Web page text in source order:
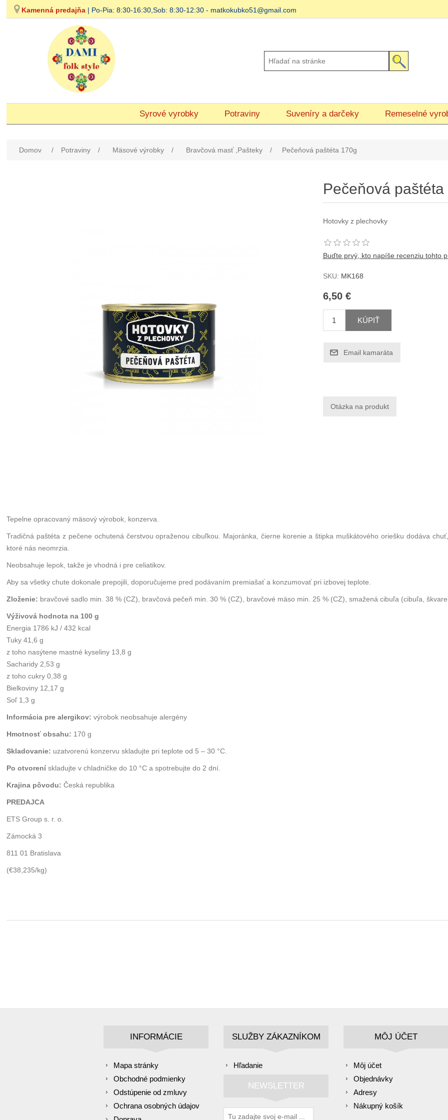
Kamenná predajňa | Po-Pia: 8:30-16:30,Sob: 8:30-12:30 - matkokubko51@gmail.com
Syrové vyrobky Potraviny Suveníry a darčeky Remeselné
Domov / Potraviny / Mäsové výrobky / Bravčová masť ,Pašteky / Pečeňová paštéta 170g
Pečeňová paštéta
Hotovky z plechovky
Buďte prvý, kto napíše recenziu tohto
SKU: MK168
6,50 €
KÚPIŤ
Email kamaráta
Tepelne opracovaný mäsový výrobok, konzerva.
Tradičná paštéta z pečene ochutená čerstvou opraženou cibuľkou. Majoránka, čierne korenie a štipka muškátového oriešku dodáva
ktoré nás neomrzia.
Neobsahuje lepok, takže je vhodná i pre celiatikov.
Aby sa všetky chute dokonale prepojili, doporučujeme pred podávaním premiašať a konzumovať pri izbovej teplote.
Zloženie: bravčové sadlo min. 38 % (CZ), bravčová pečeň min. 30 % (CZ), bravčové mäso min. 25 % (CZ), smažená cibuľa (cibuľa,
Výživová hodnota na 100 g
Energia 1786 kJ / 432 kcal
Tuky 41,6 g
z toho nasýtene mastné kyseliny 13,8 g
Sacharidy 2,53 g
z toho cukry 0,38 g
Bielkoviny 12,17 g
Soľ 1,3 g
Informácia pre alergikov: výrobok neobsahuje alergény
Hmotnosť obsahu: 170 g
Skladovanie: uzatvorenú konzervu skladujte pri teplote od 5 – 30 °C.
Po otvorení skladujte v chladničke do 10 °C a spotrebujte do 2 dní.
Krajina pôvodu:Česká republika
PREDAJCA
ETS Group s. r. o.
Zámocká 3
811 01 Bratislava
(€38,235/kg)
INFORMÁCIE
Mapa stránky
Obchodné podmienky
Odstúpenie od zmluvy
Ochrana osobných údajov
SLUŽBY ZÁKAZNÍKOM
Hľadanie
NEWSLETTER
MÔJ ÚČET
Môj účet
Objednávky
Adresy
Nákupný košík